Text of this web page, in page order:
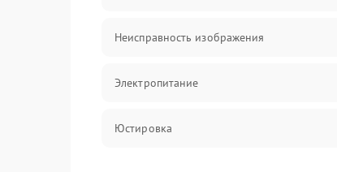
Неисправность изображения
Электропитание
Юстировка